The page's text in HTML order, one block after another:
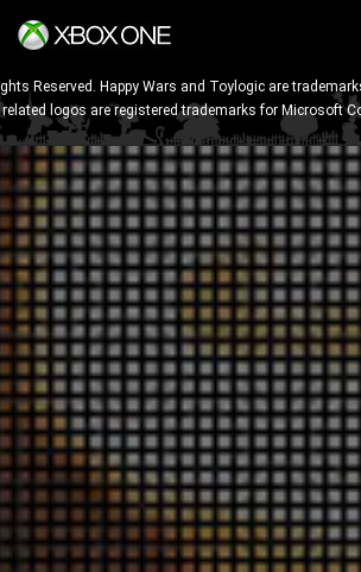
Reserved. Happy Wars and Toylogic are
logos are registered trademarks for Microsoft